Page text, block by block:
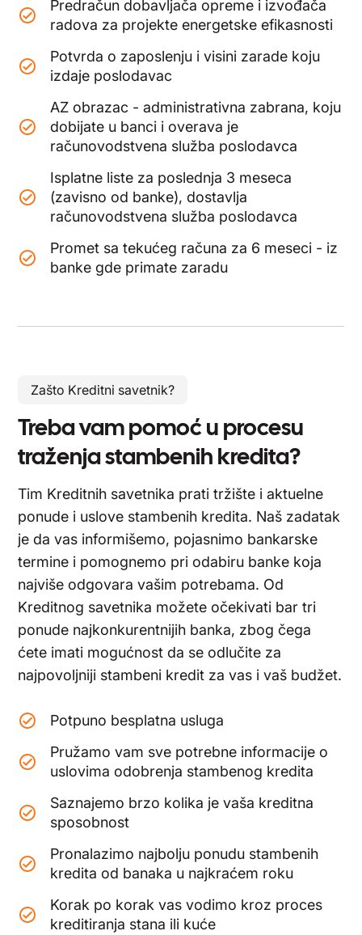
Predračun dobavljača opreme i izvođača
radova za projekte energetske efikasnosti
Potvrda o zaposlenju i visini zarade koju
izdaje poslodavac
AZ obrazac - administrativna zabrana, koju
dobijate u banci i overava je
računovodstvena služba poslodavca
Isplatne liste za poslednja 3 meseca
(zavisno od banke), dostavlja
računovodstvena služba poslodavca
Promet sa tekućeg računa za 6 meseci - iz
banke gde primate zaradu
Zašto Kreditni savetnik?
Treba vam pomoć u procesu
traženja stambenih kredita?
Tim Kreditnih savetnika prati tržište i aktuelne
ponude i uslove stambenih kredita. Naš zadatak
je da vas informišemo, pojasnimo bankarske
termine i pomognemo pri odabiru banke koja
najviše odgovara vašim potrebama. Od
Kreditnog savetnika možete očekivati bar tri
ponude najkonkurentnijih banka, zbog čega
ćete imati mogućnost da se odlučite za
najpovoljniji stambeni kredit za vas i vaš budžet.
Potpuno besplatna usluga
Pružamo vam sve potrebne informacije o
uslovima odobrenja stambenog kredita
Saznajemo brzo kolika je vaša kreditna
sposobnost
Pronalazimo najbolju ponudu stambenih
kredita od banaka u najkraćem roku
Korak po korak vas vodimo kroz proces
kreditiranja stana ili kuće